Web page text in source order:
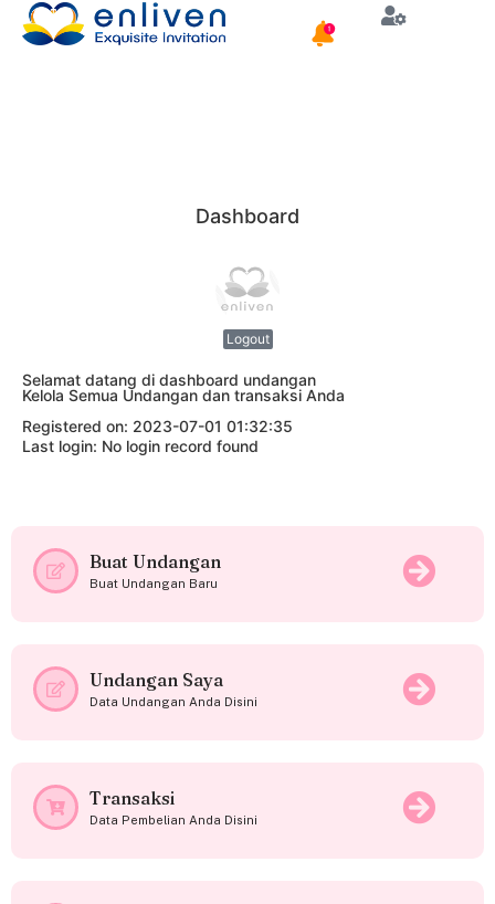
Dashboard
Selamat datang di dashboard undangan
Kelola Semua Undangan dan transaksi Anda
Registered on: 2023-07-01 01:32:35
Last login: No login record found
Logout
Buat Undangan
Buat Undangan Baru
Undangan Saya
Data Undangan Anda Disini
Transaksi
Data Pembelian Anda Disini